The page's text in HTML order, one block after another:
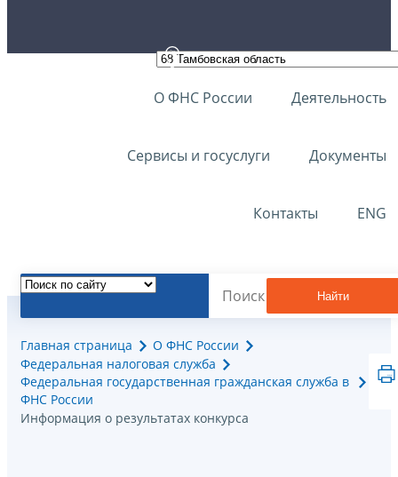
О ФНС России Деятельность
Сервисы и госуслуги Документы
Контакты ENG
Найти
Главная страница
О ФНС России
Федеральная налоговая служба
Федеральная государственная гражданская служба в
ФНС России
Информация о результатах конкурса